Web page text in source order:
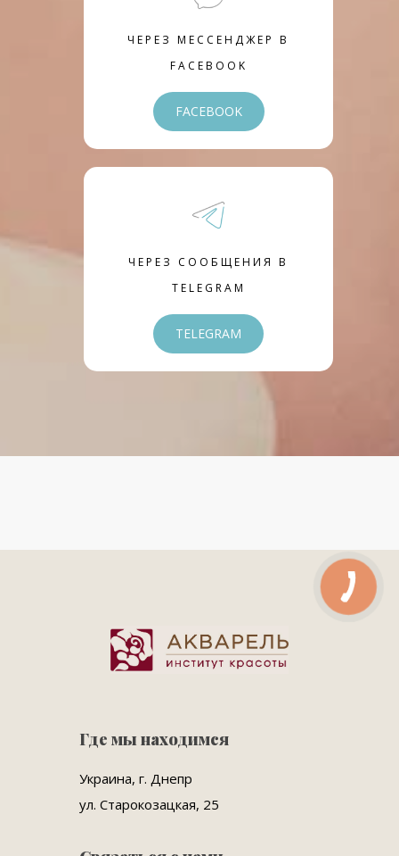
ЧЕРЕЗ МЕССЕНДЖЕР В
FACEBOOK
FACEBOOK
ЧЕРЕЗ СООБЩЕНИЯ В
TELEGRAM
TELEGRAM
Где мы находимся
Украина, г. Днепр
ул. Старокозацкая, 25